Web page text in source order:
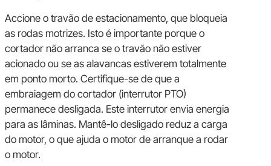
Accione o travão de estacionamento, que bloqueia
as rodas motrizes. Isto é importante porque o
cortador não arranca se o travão não estiver
acionado ou se as alavancas estiverem totalmente
em ponto morto. Certifique-se de que a
embraiagem do cortador (interrutor PTO)
permanece desligada. Este interrutor envia energia
para as lâminas. Mantê-lo desligado reduz a carga
do motor, o que ajuda o motor de arranque a rodar
o motor.